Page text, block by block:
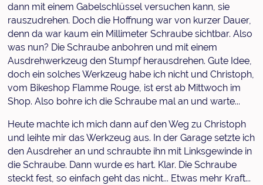
dann mit einem Gabelschlüssel versuchen kann, sie
rauszudrehen. Doch die Hoffnung war von kurzer Dauer,
denn da war kaum ein Millimeter Schraube sichtbar. Also
was nun? Die Schraube anbohren und mit einem
Ausdrehwerkzeug den Stumpf herausdrehen. Gute Idee,
doch ein solches Werkzeug habe ich nicht und Christoph,
vom Bikeshop Flamme Rouge, ist erst ab Mittwoch im
Shop. Also bohre ich die Schraube mal an und warte...
Heute machte ich mich dann auf den Weg zu Christoph
und leihte mir das Werkzeug aus. In der Garage setzte ich
den Ausdreher an und schraubte ihn mit Linksgewinde in
die Schraube. Dann wurde es hart. Klar. Die Schraube
steckt fest, so einfach geht das nicht... Etwas mehr Kraft...